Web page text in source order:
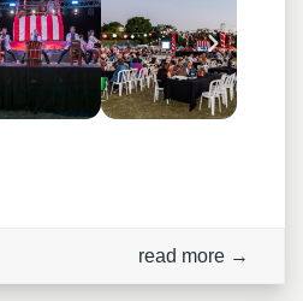
read more →